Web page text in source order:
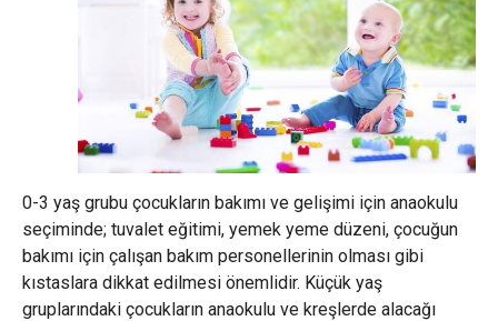
0-3 yaş grubu çocukların bakımı ve gelişimi için anaokulu
seçiminde; tuvalet eğitimi, yemek yeme düzeni, çocuğun
bakımı için çalışan bakım personellerinin olması gibi
kıstaslara dikkat edilmesi önemlidir. Küçük yaş
gruplarındaki çocukların anaokulu ve kreşlerde alacağı